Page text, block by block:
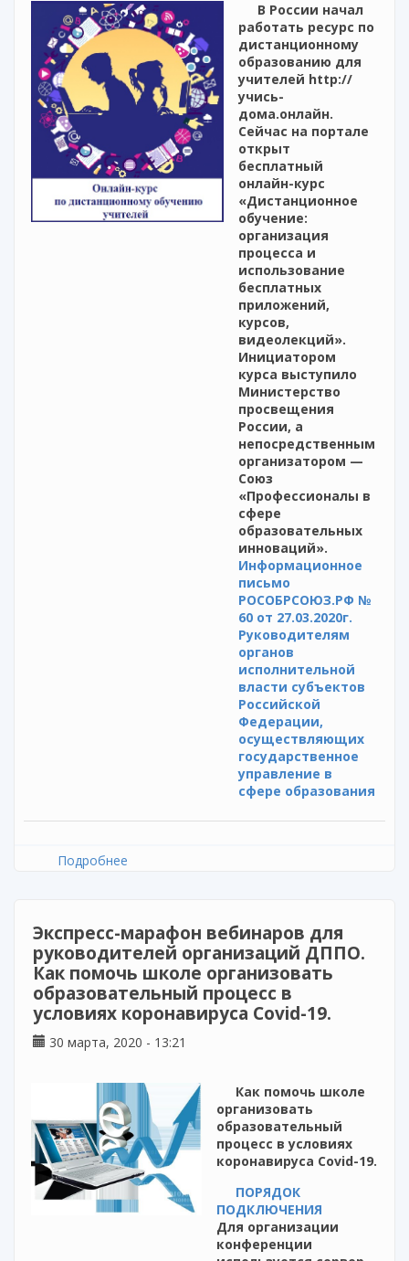
В России начал
работать ресурс по
дистанционному
образованию для
учителей http://
учись-
дома.онлайн.
Сейчас на портале
открыт
бесплатный
онлайн-курс
«Дистанционное
обучение:
организация
процесса и
использование
бесплатных
приложений,
курсов,
видеолекций».
Инициатором
курса выступило
Министерство
просвещения
России, а
непосредственным
организатором —
Союз
«Профессионалы в
сфере
образовательных
инноваций».
Информационное
письмо
РОСОБРСОЮЗ.РФ №
60 от 27.03.2020г.
Руководителям
органов
исполнительной
власти субъектов
Российской
Федерации,
осуществляющих
государственное
управление в
сфере образования
Подробнее
Экспресс-марафон вебинаров для
руководителей организаций ДППО.
Как помочь школе организовать
образовательный процесс в
условиях коронавируса Covid-19.
30 марта, 2020 - 13:21
Как помочь школе
организовать
образовательный
процесс в условиях
коронавируса Covid-19.
ПОРЯДОК
ПОДКЛЮЧЕНИЯ
Для организации
конференции